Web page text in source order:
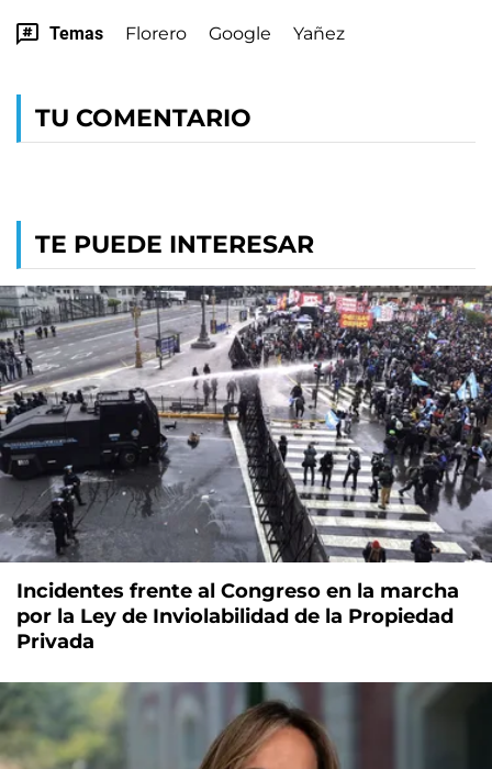
Temas Florero Google Yañez
TU COMENTARIO
TE PUEDE INTERESAR
Incidentes frente al Congreso en la marcha
por la Ley de Inviolabilidad de la Propiedad
Privada